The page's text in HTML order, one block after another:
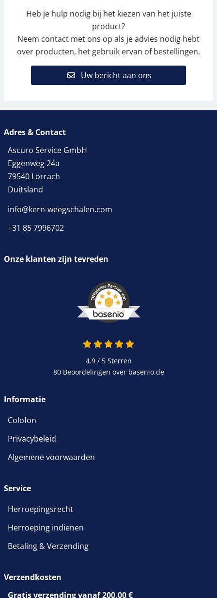
Heb je hulp nodig bij het kiezen van het juiste
product?
Neem contact met ons op als je advies nodig hebt
over producten, het gebruik ervan of bestellingen.
Uw bericht aan ons
Adres & Contact
Ascuro Service GmbH
Eggenweg 24a
79540 Lörrach
Duitsland
info@kern-weegschalen.com
+31 85 7996702
Onze klanten zijn tevreden
4.9 van 5
4.9 / 5Sterren
80 Beoordelingen over basenio.de
Informatie
Colofon
Privacybeleid
Algemene voorwaarden
Service
Herroepingsrecht
Herroeping indienen
Betaling & Verzending
Verzendkosten
Gratis verzending vanaf 200,00 €